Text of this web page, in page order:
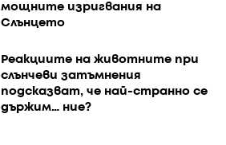
мощните изригвания на
Слънцето
Реакциите на животните при
слънчеви затъмнения
подсказват, че най-странно се
държим… ние?